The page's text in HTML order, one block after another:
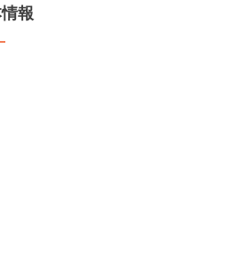
報